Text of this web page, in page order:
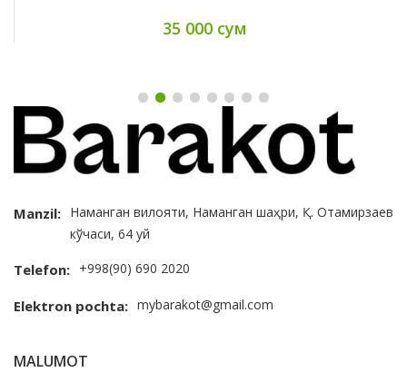
35 000 сум
Manzil: Наманган вилояти, Наманган шаҳри, Қ. Отамирзаев
кўчаси, 64 уй
Telefon: +998(90) 690 2020
Elektron pochta: mybarakot@gmail.com
MALUMOT